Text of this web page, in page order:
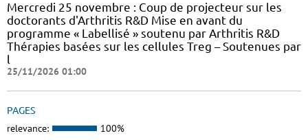
Mercredi 25 novembre : Coup de projecteur sur les
doctorants d'Arthritis R&D Mise en avant du
programme « Labellisé » soutenu par Arthritis R&D
Thérapies basées sur les cellules Treg – Soutenues par
l
25/11/2026 01:00
PAGES
relevance: 100%